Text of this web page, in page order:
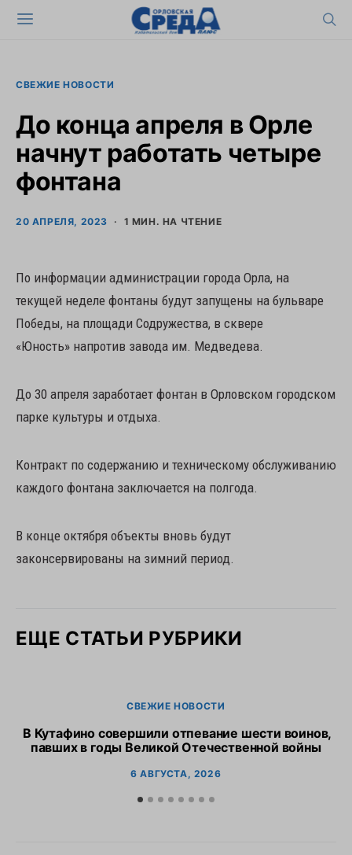
СВЕЖИЕ НОВОСТИ
До конца апреля в Орле
начнут работать четыре
фонтана
20 АПРЕЛЯ, 2023 1 МИН. НА ЧТЕНИЕ
По информации администрации города Орла, на
текущей неделе фонтаны будут запущены на бульваре
Победы, на площади Содружества, в сквере
«Юность» напротив завода им. Медведева.
До 30 апреля заработает фонтан в Орловском городском
парке культуры и отдыха.
Контракт по содержанию и техническому обслуживанию
каждого фонтана заключается на полгода.
В конце октября объекты вновь будут
законсервированы на зимний период.
ЕЩЕ СТАТЬИ РУБРИКИ
СВЕЖИЕ НОВОСТИ
В Кутафино совершили отпевание шести воинов,
павших в годы Великой Отечественной войны
6 АВГУСТА, 2026